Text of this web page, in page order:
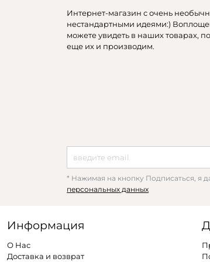
Интернет-магазин с очень
нестандартными идеями:)
можете увидеть в наших товарах,
еще их и производим.
* Нажимая на кнопку Подписаться, я
персональных данных
Информация
О Нас
Доставка и возврат